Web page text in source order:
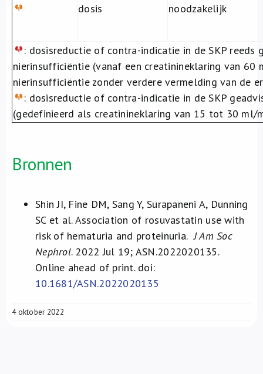
dosis
noodzakelijk
: dosisreductie of contra-indicatie in de SKP reeds
nierinsufficiëntie (vanaf een creatinineklaring van
nierinsufficiëntie zonder verdere vermelding van de
: dosisreductie of contra-indicatie in de SKP
(gedefinieerd als creatinineklaring van 15 tot 30 ml/
Bronnen
Shin JI, Fine DM, Sang Y, Surapaneni A, Dunning
SC et al. Association of rosuvastatin use with
risk of hematuria and proteinuria. J Am Soc
Nephrol. 2022 Jul 19; ASN.2022020135.
Online ahead of print. doi:
10.1681/ASN.2022020135
4 oktober 2022